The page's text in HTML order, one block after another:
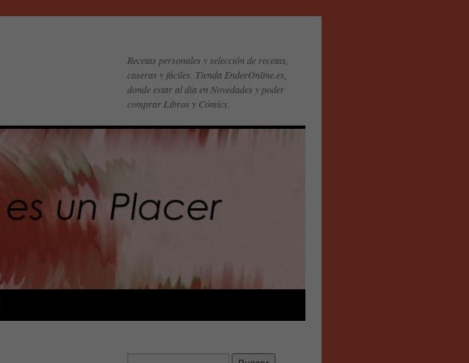
Recetas personales y selección de recetas,
caseras y fáciles. Tienda EnderOnline.es,
donde estar al día en Novedades y poder
comprar Libros y Cómics.